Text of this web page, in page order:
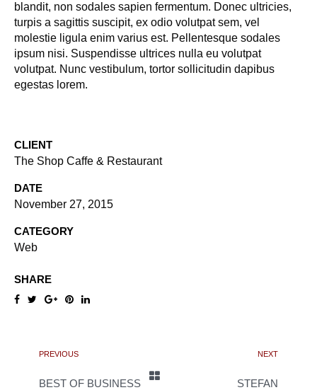
blandit, non sodales sapien fermentum. Donec ultricies,
turpis a sagittis suscipit, ex odio volutpat sem, vel
molestie ligula enim varius est. Pellentesque sodales
ipsum nisi. Suspendisse ultrices nulla eu volutpat
volutpat. Nunc vestibulum, tortor sollicitudin dapibus
egestas lorem.
CLIENT
The Shop Caffe & Restaurant
DATE
November 27, 2015
CATEGORY
Web
SHARE
PREVIOUS
BEST OF BUSINESS
NEXT
STEFAN